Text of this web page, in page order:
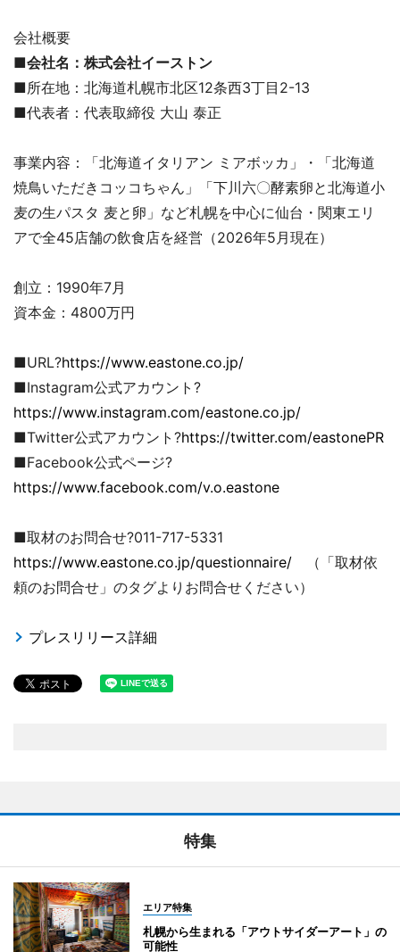
会社概要
■会社名：株式会社イーストン
■所在地：北海道札幌市北区12条西3丁目2-13
■代表者：代表取締役 大山 泰正
事業内容：「北海道イタリアン ミアボッカ」・「北海道
焼鳥いただきコッコちゃん」「下川六〇酵素卵と北海道小
麦の生パスタ 麦と卵」など札幌を中心に仙台・関東エリ
アで全45店舗の飲食店を経営（2026年5月現在）
創立：1990年7月
資本金：4800万円
■URL?https://www.eastone.co.jp/
■Instagram公式アカウント?
https://www.instagram.com/eastone.co.jp/
■Twitter公式アカウント?https://twitter.com/eastonePR
■Facebook公式ページ?
https://www.facebook.com/v.o.eastone
■取材のお問合せ?011-717-5331
https://www.eastone.co.jp/questionnaire/ （「取材依
頼のお問合せ」のタグよりお問合せください）
プレスリリース詳細
特集
エリア特集
札幌から生まれる「アウトサイダーアート」の
可能性